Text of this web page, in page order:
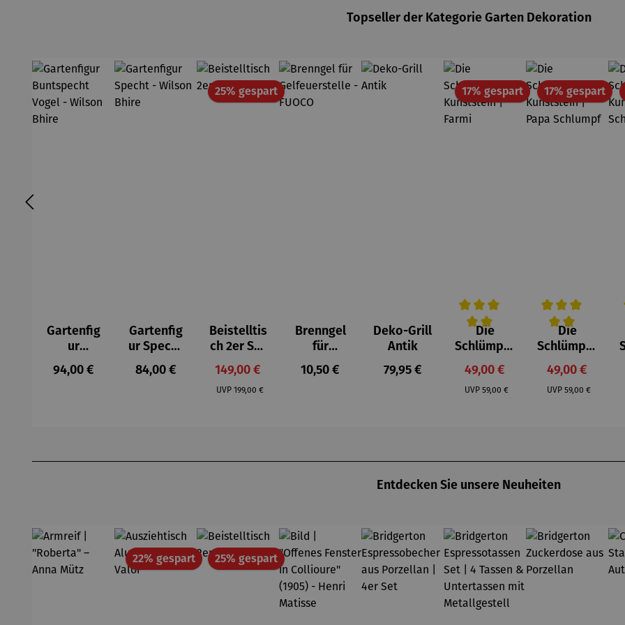
Topseller der Kategorie Garten Dekoration
Gartenfig
ur
Buntspec
ht Vogel -
Regulärer Preis:
94,00 €
Gartenfig
ur Specht
- Wilson
Bhire
Regulärer Preis:
84,00 €
25% gespartRabatt
Beistelltis
ch 2er Set
– Dalias
Verkaufspreis:
149,00 €
UVP Regulärer Preis:
199,00 €
Brenngel
für
Gelfeuerst
elle -
Regulärer Preis:
10,50 €
Deko-Grill
Antik
Regulärer Preis:
79,95 €
17% gespartRabatt
Durchschnittliche Bewertung von
Die
Schlümpfe
aus
Kunststei
n | Farmi
Verkaufspreis:
49,00 €
UVP Regulärer Preis:
59,00 €
17% gespart
Durchschnittliche
Die
Schlümpfe
aus
Kunststei
n | Papa
Verkaufspreis:
49,00 €
UVP Regulärer Preis:
59,00 €
Entdecken Sie unsere Neuheiten
22% gespartRabatt25% gespartRabatt